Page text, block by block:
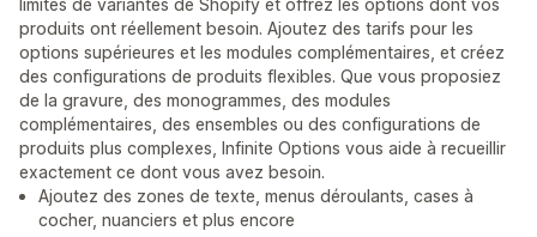
limites de variantes de Shopify et offrez les options dont vos
produits ont réellement besoin. Ajoutez des tarifs pour les
options supérieures et les modules complémentaires, et créez
des configurations de produits flexibles. Que vous proposiez
de la gravure, des monogrammes, des modules
complémentaires, des ensembles ou des configurations de
produits plus complexes, Infinite Options vous aide à recueillir
exactement ce dont vous avez besoin.
Ajoutez des zones de texte, menus déroulants, cases à
cocher, nuanciers et plus encore